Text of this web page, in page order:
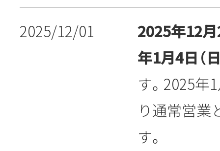
2025/12/01
2025年12月
年1月4日（
す。2025年
り通常営業
す。